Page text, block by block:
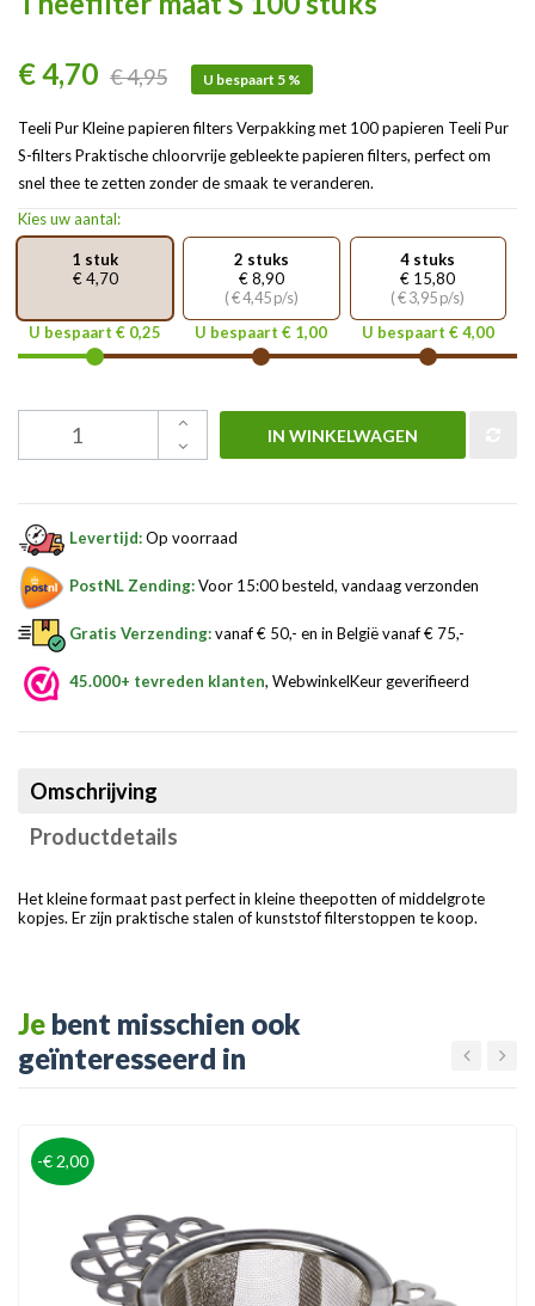
€ 4,70 € 4,95 U bespaart 5 %
Teeli Pur Kleine papieren filters Verpakking met 100 papieren Teeli Pur
S-filters Praktische chloorvrije gebleekte papieren filters, perfect om
snel thee te zetten zonder de smaak te veranderen.
Kies uw aantal:
1 stuk
€ 4,70
U bespaart € 0,25
2 stuks
€ 8,90
( € 4,45 p/s)
U bespaart € 1,00
4 stuks
€ 15,80
( € 3,95 p/s)
U bespaart € 4,00
IN WINKELWAGEN
Levertijd:Op voorraad
PostNL Zending:Voor 15:00 besteld, vandaag verzonden
Gratis Verzending:vanaf € 50,- en in België vanaf € 75,-
45.000+ tevreden klanten, WebwinkelKeur geverifieerd
Omschrijving
Productdetails
Het kleine formaat past perfect in kleine theepotten of middelgrote
kopjes. Er zijn praktische stalen of kunststof filterstoppen te koop.
Je bent misschien ook
geïnteresseerd in
-€ 2,00